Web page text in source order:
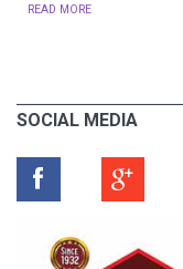
READ MORE
SOCIAL MEDIA